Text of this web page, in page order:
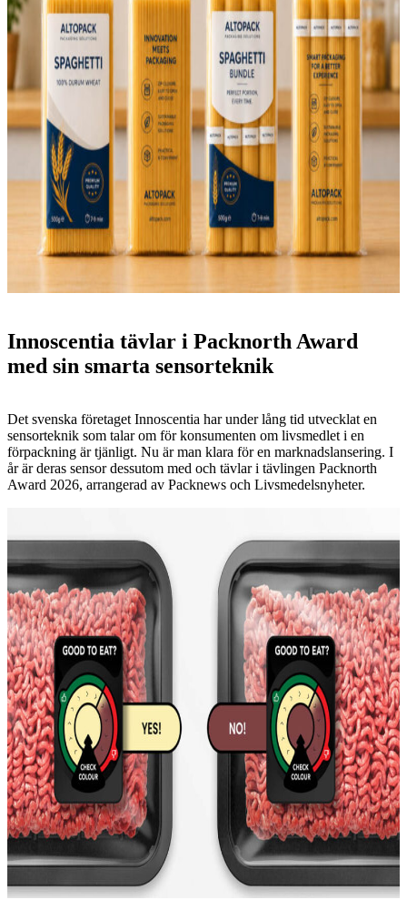
Innoscentia tävlar i Packnorth Award
med sin smarta sensorteknik
Det svenska företaget Innoscentia har under lång tid utvecklat en
sensorteknik som talar om för konsumenten om livsmedlet i en
förpackning är tjänligt. Nu är man klara för en marknadslansering. I
år är deras sensor dessutom med och tävlar i tävlingen Packnorth
Award 2026, arrangerad av Packnews och Livsmedelsnyheter.